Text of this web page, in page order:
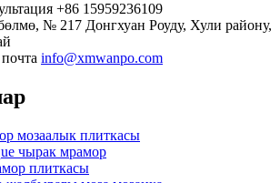
+86 15959236109
№ 217 Донгхуан Роуду, Хули району,
info@xmwanpo.com
мозаалык плиткасы
чырак мрамор
плиткасы